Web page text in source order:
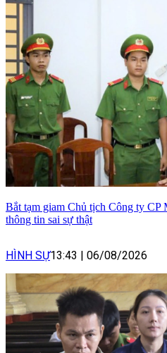
Bắt tạm giam Chủ tịch Công ty CP
thông tin sai sự thật
HÌNH SỰ13:43 06/08/2026